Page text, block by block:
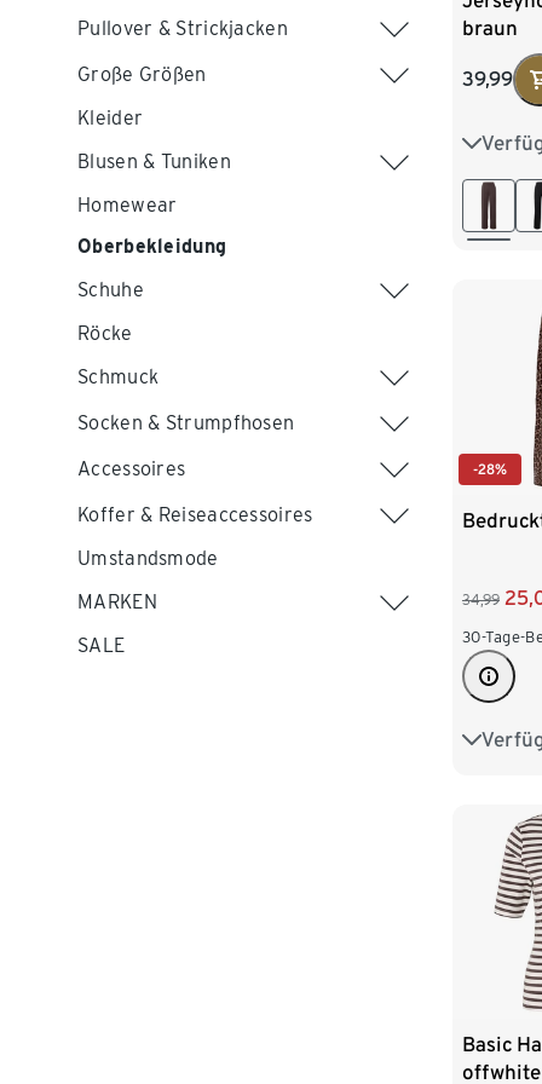
Pullover & Strickjacken
Große Größen
Kleider
Blusen & Tuniken
Homewear
Oberbekleidung
Schuhe
Röcke
Schmuck
Socken & Strumpfhosen
Accessoires
Koffer & Reiseaccessoires
Umstandsmode
MARKEN
SALE
braun
39,99
36
44
-28%
34,99
30-Tage-
XS 32/
Basic